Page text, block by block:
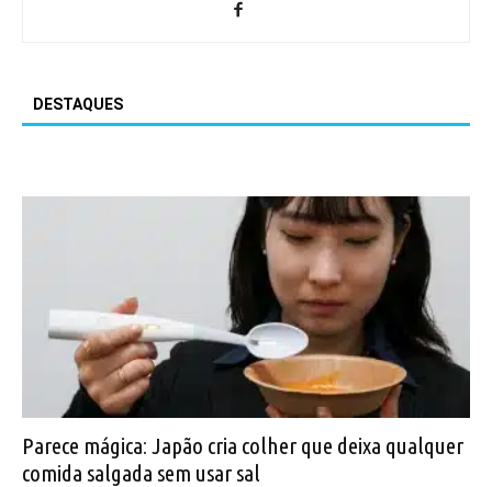
DESTAQUES
Parece mágica: Japão cria colher que deixa qualquer
comida salgada sem usar sal